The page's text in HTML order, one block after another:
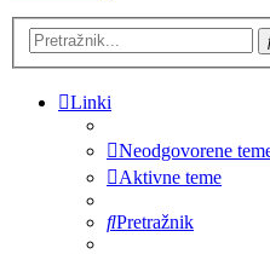
Linki
Neodgovorene
Aktivne teme
Pretražnik